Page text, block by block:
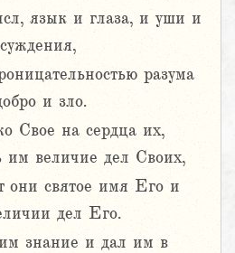
язык и глаза, и уши и
разума
и зло.
Свое на сердца их,
им величие дел Своих,
они святое имя Его и
дел Его.
знание и дал им в